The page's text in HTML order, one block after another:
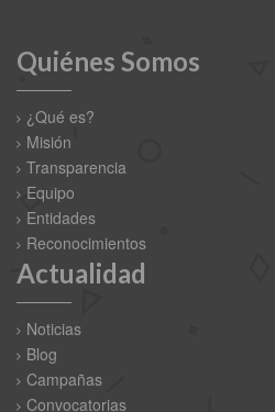
Quiénes Somos
¿Qué es?
Misión
Transparencia
Equipo
Entidades
Reconocimientos
Actualidad
Noticias
Blog
Campañas
Convocatorias